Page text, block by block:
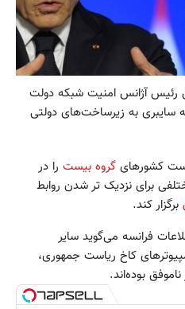
آژانس امنیت شبکه دولت
سایبری به زیرساخت‌های دولتی
کشورهای گروه بیست را در
برای نزدیک تر شدن روابط
برگزار کند.
فرانسه می‌گوید سایر
کاخ ریاست جمهوری،
بوده‌اند.